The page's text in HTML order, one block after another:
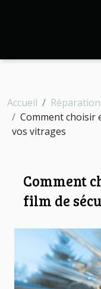
Accueil
Comment choisir
vos vitrages
Comment
film de